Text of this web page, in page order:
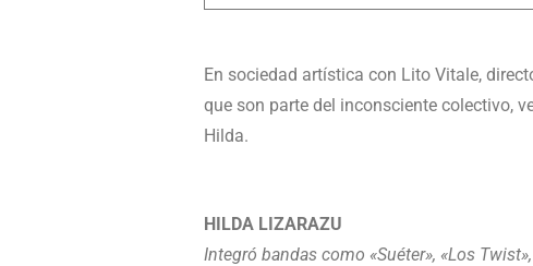
En sociedad artística con Lito Vitale,
que son parte del inconsciente colectivo,
Hilda.
HILDA LIZARAZU
Integró bandas como «Suéter», «Los